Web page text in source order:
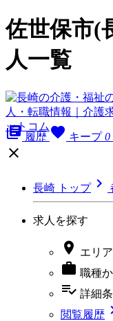
佐世保市(
人一覧
library_books 履歴 favorite キープ 0

長崎 トップ
求人を探す
 エリア
 職種
playlist_add_check 詳細
閲覧履歴